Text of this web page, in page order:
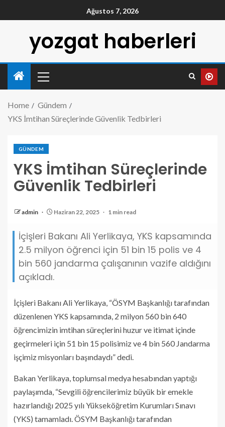
Ağustos 7, 2026
yozgat haberleri
Home
Gündem
YKS İmtihan Süreçlerinde Güvenlik Tedbirleri
GÜNDEM
YKS İmtihan Süreçlerinde
Güvenlik Tedbirleri
admin Haziran 22, 2025 1 min read
İçişleri Bakanı Ali Yerlikaya, YKS kapsamında
2.5 milyon öğrenci için 51 bin 15 polis ve 4
bin 560 jandarma çalışanının vazife aldığını
açıkladı.
İçişleri Bakanı Ali Yerlikaya, “ÖSYM Başkanlığı tarafından
düzenlenen YKS kapsamında, 2 milyon 560 bin 640
öğrencimizin imtihan süreçlerini huzur ve itimat içinde
geçirmeleri için 51 bin 15 polisimiz ve 4 bin 560 Jandarma
işçimiz misyonları başındaydı” dedi.
Bakan Yerlikaya, toplumsal medya hesabından yaptığı
paylaşımda, “Sevgili öğrencilerimiz büyük bir emekle
hazırlandığı 2025 yılı Yükseköğretim Kurumları Sınavı
(YKS) tamamladı. ÖSYM Başkanlığı tarafından